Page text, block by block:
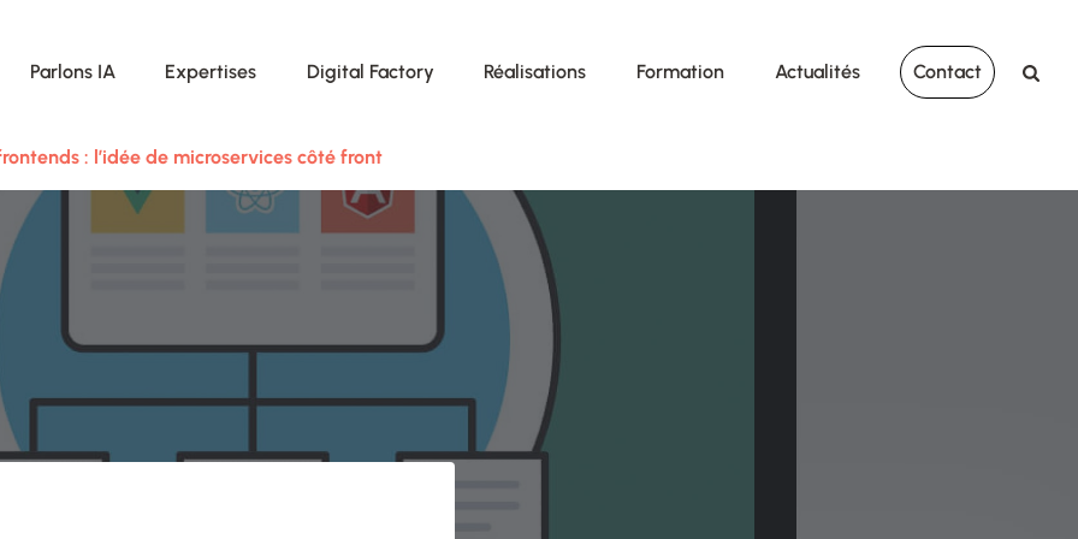
Parlons IA Expertises Digital Factory Réalisations Formation Actualités Contact
: l’idée de microservices côté front